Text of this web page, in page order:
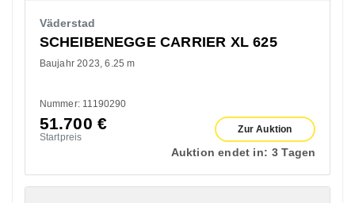
Väderstad
SCHEIBENEGGE CARRIER XL 625
Baujahr 2023 6.25 m
Nummer: 11190290
51.700 €
Startpreis
Zur Auktion
Auktion endet in: 3 Tagen